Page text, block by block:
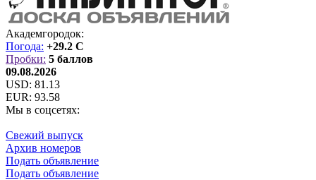
Академгородок:
Погода: +29.2 C
Пробки: 5 баллов
09.08.2026
USD: 81.13
EUR: 93.58
Мы в соцсетях:
Свежий выпуск
Архив номеров
Подать объявление
Подать объявление